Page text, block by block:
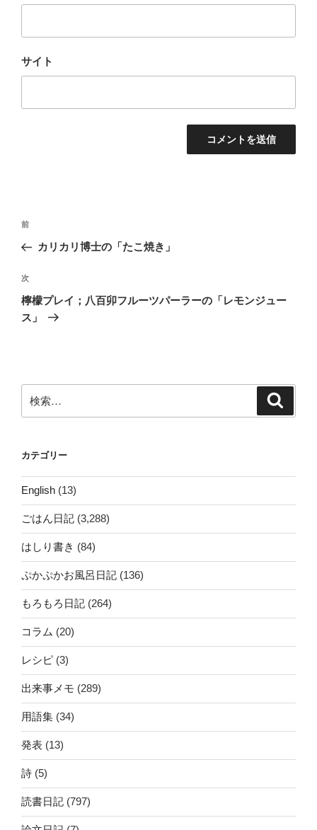
サイト
投
ナ
ビ
ゲ
ー
前
の
稿
前
カリカリ博士の「たこ焼き」
次
の
投
次
檸檬プレイ；八百卯フルーツパーラーの「レモンジュー
ス」
索:
カテゴリー
English (13)
ごはん日記 (3,288)
はしり書き (84)
ぷかぷかお風呂日記 (136)
もろもろ日記 (264)
コラム (20)
レシピ (3)
出来事メモ (289)
用語集 (34)
発表 (13)
詩 (5)
読書日記 (797)